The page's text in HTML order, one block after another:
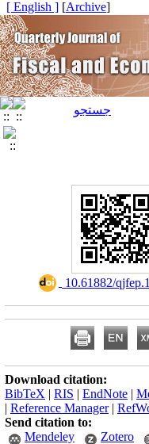
[
Archive
]
[ English ]
10.61882/
Download citation:
BibTeX | RIS | EndNote |
| Reference Manager|
Send citation to:
Mendeley
Zotero